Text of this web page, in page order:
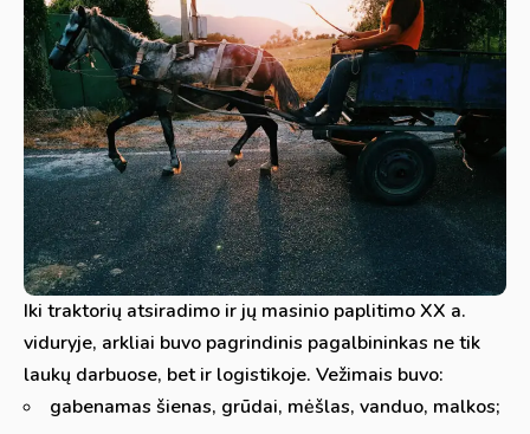
Iki traktorių atsiradimo ir jų masinio paplitimo XX a.
viduryje, arkliai buvo pagrindinis pagalbininkas ne tik
laukų darbuose, bet ir logistikoje. Vežimais buvo:
gabenamas šienas, grūdai, mėšlas, vanduo, malkos;